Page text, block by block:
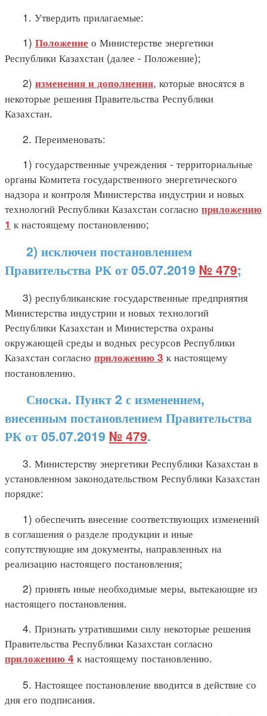
1. Утвердить прилагаемые:
1) Положение о Министерстве энергетики
Республики Казахстан (далее - Положение);
2) изменения и дополнения, которые вносятся в
некоторые решения Правительства Республики
Казахстан.
2. Переименовать:
1) государственные учреждения - территориальные
органы Комитета государственного энергетического
надзора и контроля Министерства индустрии и новых
технологий Республики Казахстан согласно приложению
1 к настоящему постановлению;
2) исключен постановлением
Правительства РК от 05.07.2019 № 479;
3) республиканские государственные предприятия
Министерства индустрии и новых технологий
Республики Казахстан и Министерства охраны
окружающей среды и водных ресурсов Республики
Казахстан согласно приложению 3 к настоящему
постановлению.
Сноска. Пункт 2 с изменением,
внесенным постановлением Правительства
РК от 05.07.2019 № 479.
3. Министерству энергетики Республики Казахстан в
установленном законодательством Республики Казахстан
порядке:
1) обеспечить внесение соответствующих изменений
в соглашения о разделе продукции и иные
сопутствующие им документы, направленных на
реализацию настоящего постановления;
2) принять иные необходимые меры, вытекающие из
настоящего постановления.
4. Признать утратившими силу некоторые решения
Правительства Республики Казахстан согласно
приложению 4 к настоящему постановлению.
5. Настоящее постановление вводится в действие со
дня его подписания.